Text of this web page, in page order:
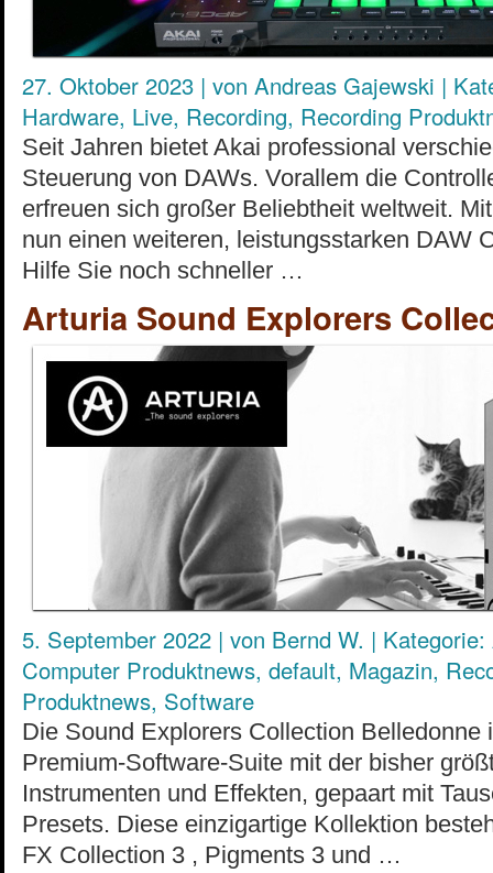
27. Oktober 2023 | von Andreas Gajewski |
Hardware, Live, Recording, Recording
Seit Jahren bietet Akai professional
Steuerung von DAWs. Vorallem die
erfreuen sich großer Beliebtheit weltweit.
nun einen weiteren, leistungsstarken DAW
Hilfe Sie noch schneller …
Arturia Sound Explorers
5. September 2022 | von Bernd W. | Kategorie:
Computer Produktnews, default, Magazin,
Produktnews, Software
Die Sound Explorers Collection Belledonne
Premium-Software-Suite mit der bisher
Instrumenten und Effekten, gepaart mit
Presets. Diese einzigartige Kollektion
FX Collection 3 , Pigments 3 und …